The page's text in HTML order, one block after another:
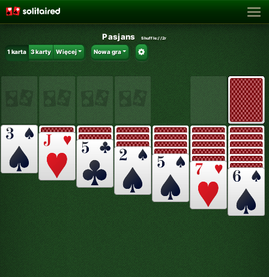
Pasjans Shuffle://2r
1 karta 3 karty Więcej Nowa gra